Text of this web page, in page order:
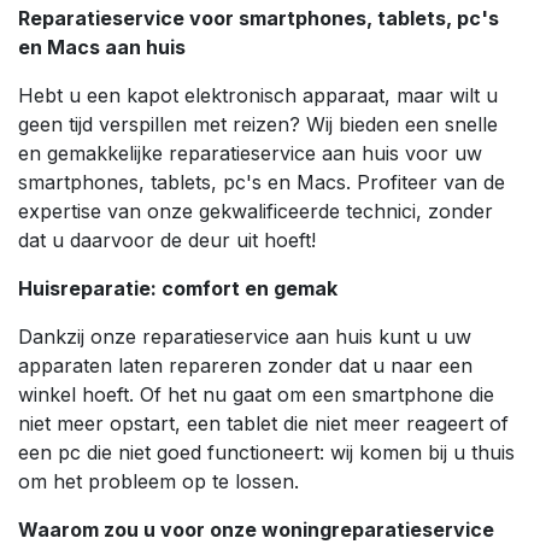
Reparatieservice voor smartphones, tablets, pc's
en Macs aan huis
Hebt u een kapot elektronisch apparaat, maar wilt u
geen tijd verspillen met reizen? Wij bieden een snelle
en gemakkelijke reparatieservice aan huis voor uw
smartphones, tablets, pc's en Macs. Profiteer van de
expertise van onze gekwalificeerde technici, zonder
dat u daarvoor de deur uit hoeft!
Huisreparatie: comfort en gemak
Dankzij onze reparatieservice aan huis kunt u uw
apparaten laten repareren zonder dat u naar een
winkel hoeft. Of het nu gaat om een smartphone die
niet meer opstart, een tablet die niet meer reageert of
een pc die niet goed functioneert: wij komen bij u thuis
om het probleem op te lossen.
Waarom zou u voor onze woningreparatieservice